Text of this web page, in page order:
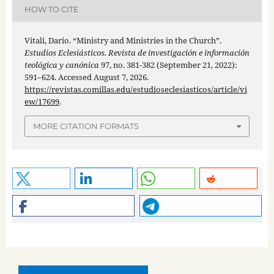
HOW TO CITE
Vitali, Dario. “Ministry and Ministries in the Church”.
Estudios Eclesiásticos. Revista de investigación e información
teológica y canónica97, no. 381-382 (September 21, 2022):
591–624. Accessed August 7, 2026.
https://revistas.comillas.edu/estudioseclesiasticos/article/vi
ew/17699.
MORE CITATION FORMATS